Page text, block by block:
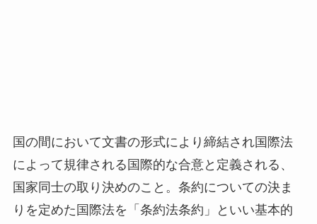
国の間において文書の形式により締結され国際法
によって規律される国際的な合意と定義される、
国家同士の取り決めのこと。条約についての決ま
りを定めた国際法を「条約法条約」といい基本的